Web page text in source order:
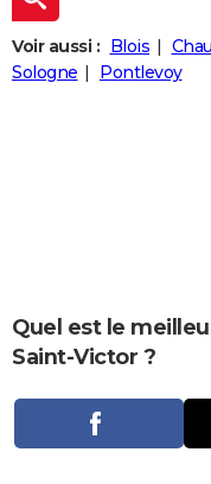
SANTE
Alimentation
Guide de la santé
Maladies
Médicaments
Sommeil
+ VOYAGE
Carte de Noël
Carte Bonne année
Carte Saint-Valentin
Carte Pâques
Carte d'anniversaire
DICTIONNAIRE
Dictionnaire
Biographies
Citations
Expressions
Proverbes
COPAINS D'AVANT
Voir aussi : Blois
Sologne
Pontlevoy
Quel est le
Saint-Victor ?